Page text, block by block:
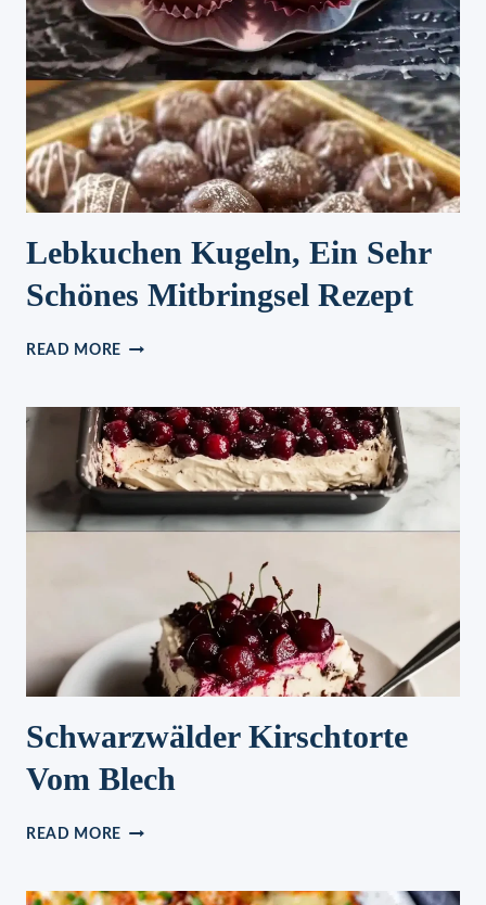
Lebkuchen Kugeln, Ein Sehr
Schönes Mitbringsel Rezept
READ MORE LEBKUCHEN
SEHR
SCHÖNES
MITBRINGSEL
REZEPT
Schwarzwälder Kirschtorte
Vom Blech
READ MORE SCHWARZWÄLDER
BLECH